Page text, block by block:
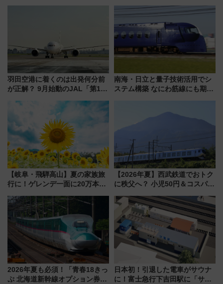
羽田空港に着くのは出発何分前
が正解？ 9月始動のJAL「第1タ
歩1キロ超え！ 知っておきたい
南海・日立と量子技術活用でシ
ステム構築 なにわ筋線にも期待
【岐阜・飛騨高山】夏の家族旅
行に！ゲレンデ一面に20万本の
アひまわり園」開園
【2026年夏】西武鉄道でおトク
に秩父へ？ 小児50円＆コスパ最
族旅行！ 深夜の正丸トンネル探
検や特急ラビューも
2026年夏も必須！「青春18きっ
ぷ 北海道新幹線オプション券」
日本初！引退した電車がサウナ
に！富士急行下吉田駅に「サ電